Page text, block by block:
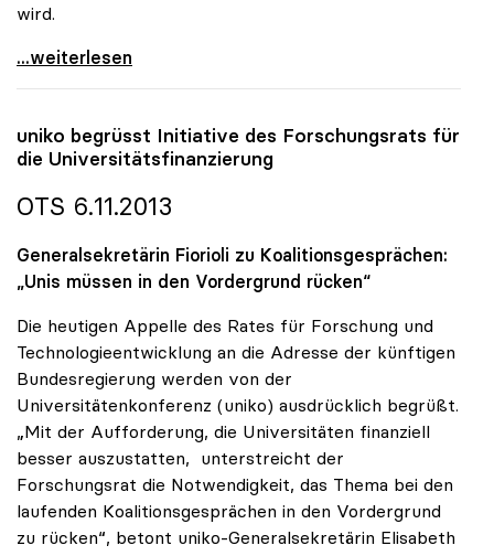
wird.
Ministerratsbeschluss zu Lehrerdienstrecht lässt
...weiterlesen
uniko begrüsst Initiative des Forschungsrats für
die Universitätsfinanzierung
OTS 6.11.2013
Generalsekretärin Fiorioli zu Koalitionsgesprächen:
„Unis müssen in den Vordergrund rücken“
Die heutigen Appelle des Rates für Forschung und
Technologieentwicklung an die Adresse der künftigen
Bundesregierung werden von der
Universitätenkonferenz (uniko) ausdrücklich begrüßt.
„Mit der Aufforderung, die Universitäten finanziell
besser auszustatten, unterstreicht der
Forschungsrat die Notwendigkeit, das Thema bei den
laufenden Koalitionsgesprächen in den Vordergrund
zu rücken“, betont uniko-Generalsekretärin Elisabeth